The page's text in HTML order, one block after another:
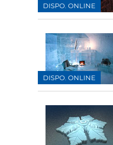
DISPO. ONLINE
DISPO. ONLINE